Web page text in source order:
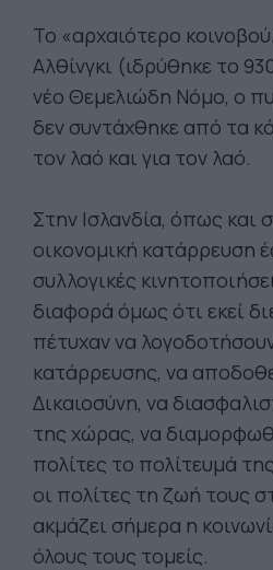
Το «αρχαιότερο
Αλθίνγκι (ιδρύθηκε το
νέο Θεμελιώδη Νόμο, ο
δεν συντάχθηκε από τα
τον λαό και για τον λαό.
Στην Ισλανδία, όπως και
οικονομική κατάρρευση
συλλογικές
διαφορά όμως ότι εκεί
πέτυχαν να
κατάρρευσης, να
Δικαιοσύνη, να
της χώρας, να
πολίτες το πολίτευμά
οι πολίτες τη ζωή τους
ακμάζει σήμερα η
όλους τους τομείς.